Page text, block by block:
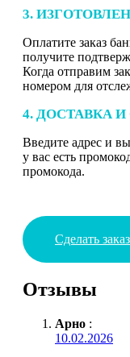
3.
Оплатите заказ
получите
Когда отправим
номером для
4. ДОСТАВКА
Введите адрес и
у вас есть
промокода.
Сделать заказ
Отзывы
Арно :
10.02.2026